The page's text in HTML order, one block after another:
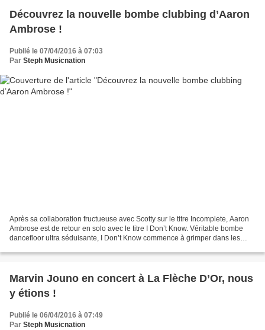
Découvrez la nouvelle bombe clubbing d’Aaron
Ambrose !
Publié le 07/04/2016 à 07:03
Par Steph Musicnation
Après sa collaboration fructueuse avec Scotty sur le titre Incomplete, Aaron
Ambrose est de retour en solo avec le titre I Don’t Know. Véritable bombe
dancefloor ultra séduisante, I Don’t Know commence à grimper dans les
Marvin Jouno en concert à La Flèche D’Or, nous
y étions !
Publié le 06/04/2016 à 07:49
Par Steph Musicnation